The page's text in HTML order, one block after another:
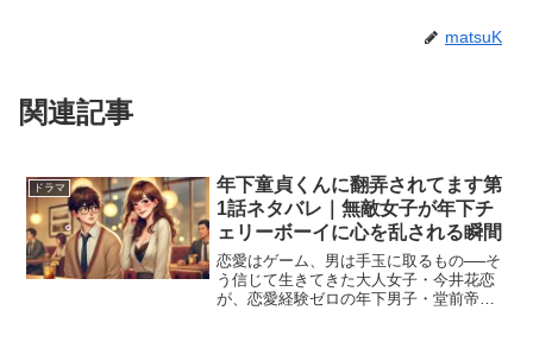
matsuK
関連記事
ドラマ
年下童貞くんに翻弄されてます第
1話ネタバレ｜無敵女子が年下チ
ェリーボーイに心を乱される瞬間
恋愛はゲーム、男は手玉に取るもの──そ
う信じて生きてきた大人女子・今井花恋
が、恋愛経験ゼロの年下男子・堂前帝都